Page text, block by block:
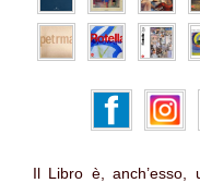
Il Libro è, anch’esso,